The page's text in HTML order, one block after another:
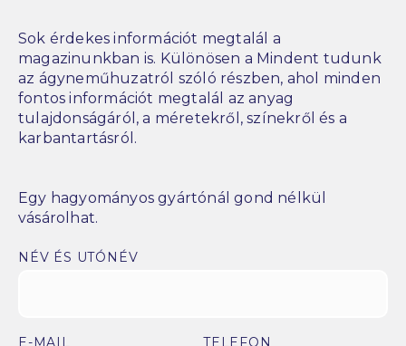
Sok érdekes információt megtalál a
magazinunkban is. Különösen a Mindent tudunk
az ágyneműhuzatról szóló részben, ahol minden
fontos információt megtalál az anyag
tulajdonságáról, a méretekről, színekről és a
karbantartásról.
Egy hagyományos gyártónál gond nélkül
vásárolhat.
NÉV ÉS UTÓNÉV
E-MAIL TELEFON